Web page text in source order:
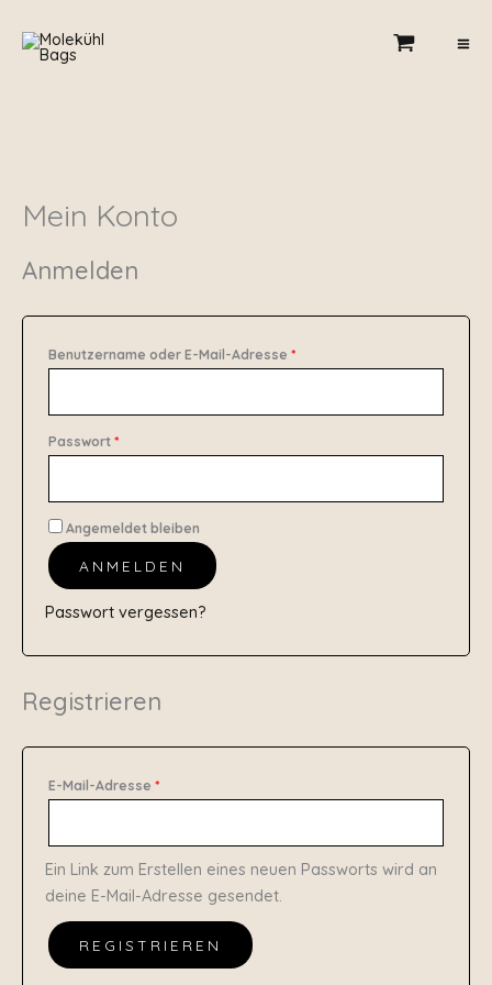
Inhalt
springen
Mein Konto
Anmelden
Benutzername oder E-Mail-Adresse *
Passwort *
Angemeldet bleiben
ANMELDEN
Passwort vergessen?
Registrieren
E-Mail-Adresse *
Ein Link zum Erstellen eines neuen Passworts wird an
deine E-Mail-Adresse gesendet.
REGISTRIEREN